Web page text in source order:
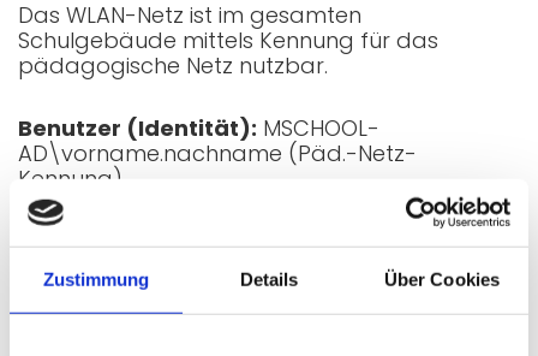
Zustimmung Details Über Cookies
Das WLAN-Netz ist im gesamten
Schulgebäude mittels Kennung für das
pädagogische Netz nutzbar.
Benutzer (Identität): MSCHOOL-
AD\vorname.nachname (Päd.-Netz-
Kennung)
Passwort:
Passwort für den Zugang zum
Päd.-Netz
Verwenden Sie die folgenden Einstellungen: